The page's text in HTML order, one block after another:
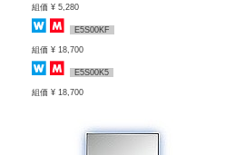
組価 ¥ 5,280
E5S00KF
組価 ¥ 18,700
E5S00K5
組価 ¥ 18,700